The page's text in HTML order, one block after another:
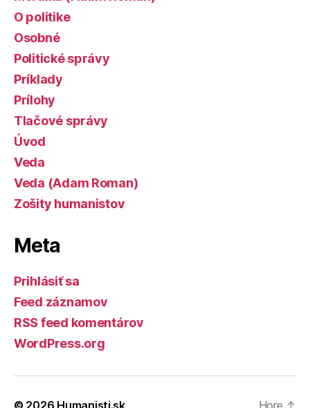
O politike
Osobné
Politické správy
Príklady
Prílohy
Tlačové správy
Úvod
Veda
Veda (Adam Roman)
Zošity humanistov
Meta
Prihlásiť sa
Feed záznamov
RSS feed komentárov
WordPress.org
© 2026 Humanisti.sk Hore ↑